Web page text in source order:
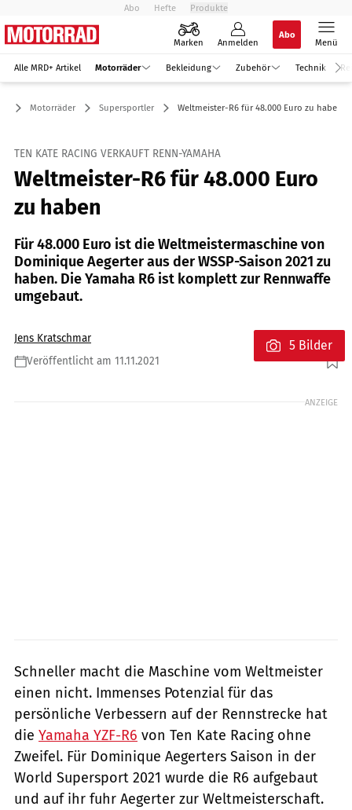
Abo Hefte Produkte
Marken Anmelden
Abo
Menü
Alle MRD+ Artikel Motorräder Bekleidung Zubehör Technik
Motorräder Supersportler Weltmeister-R6 für 48.000 Euro zu haben
TEN KATE RACING VERKAUFT RENN-YAMAHA
Weltmeister-R6 für 48.000 Euro
zu haben
Für 48.000 Euro ist die Weltmeistermaschine von
Dominique Aegerter aus der WSSP-Saison 2021 zu
haben. Die Yamaha R6 ist komplett zur Rennwaffe
umgebaut.
Jens Kratschmar
Veröffentlicht am 11.11.2021
Foto: Tenkate Racing
5 Bilder
ANZEIGE
Schneller macht die Maschine vom Weltmeister
einen nicht. Immenses Potenzial für das
persönliche Verbessern auf der Rennstrecke hat
die Yamaha YZF-R6 von Ten Kate Racing ohne
Zweifel. Für Dominique Aegerters Saison in der
World Supersport 2021 wurde die R6 aufgebaut
und auf ihr fuhr Aegerter zur Weltmeisterschaft.